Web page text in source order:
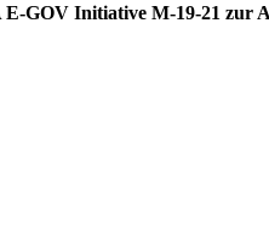
GOV Initiative M-19-21 zur